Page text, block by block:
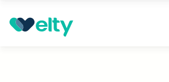
Prenota visita